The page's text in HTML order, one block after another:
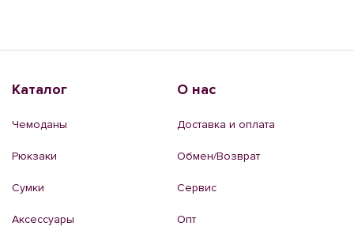
Каталог
Чемоданы
Рюкзаки
Сумки
Аксессуары
О нас
Доставка и оплата
Обмен/Возврат
Сервис
Опт